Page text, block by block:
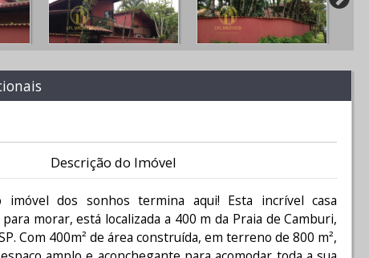
Descrição do Imóvel
imóvel dos sonhos termina aqui! Esta incrível casa
morar, está localizada a 400 m da Praia de Camburi,
Com 400m² de área construída, em terreno de 800 m²,